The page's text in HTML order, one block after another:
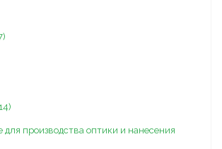
производства оптики и нанесения